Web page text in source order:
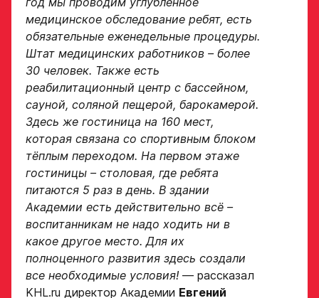
медицинское обследование ребят, есть
обязательные еженедельные процедуры.
Штат медицинских работников – более
30 человек. Также есть
реабилитационный центр с бассейном,
сауной, соляной пещерой, барокамерой.
Здесь же гостиница на 160 мест,
которая связана со спортивным блоком
тёплым переходом. На первом этаже
гостиницы – столовая, где ребята
питаются 5 раз в день. В здании
Академии есть действительно всё –
воспитанникам не надо ходить ни в
какое другое место. Для их
полноценного развития здесь создали
все необходимые условия!— рассказал
KHL.ru директор Академии Евгений